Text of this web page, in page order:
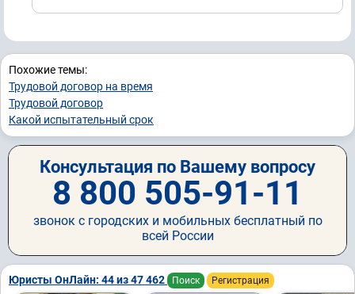
Похожие темы:
Трудовой договор на время
Трудовой договор
Какой испытательный срок
Консультация по Вашему вопросу
8 800 505-91-11
звонок с городских и мобильных бесплатный по
всей России
Юристы ОнЛайн: 44 из 47 462 Поиск Регистрация